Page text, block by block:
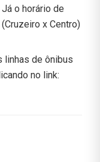
o horário de
x Centro)
linhas de ônibus
no link: